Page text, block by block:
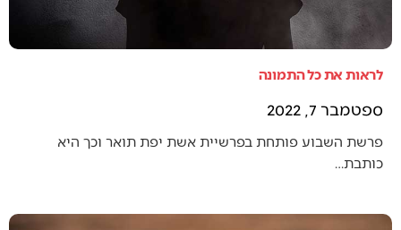
לראות את כל התמונה
ספטמבר 7, 2022
פרשת השבוע פותחת בפרשיית אשת יפת תואר וכך היא
כותבת…